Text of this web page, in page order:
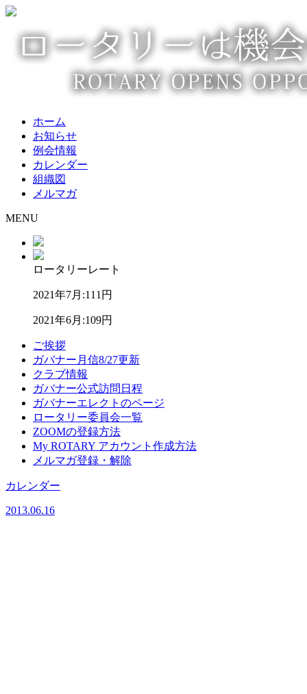
ホーム
お知らせ
例会情報
カレンダー
組織図
メルマガ
MENU
ロータリーレート
2021年7月:111円
2021年6月:109円
ご挨拶
ガバナー月信8/27更新
クラブ情報
ガバナー公式訪問日程
ガバナーエレクトのページ
ロータリー委員会一覧
ZOOMの登録方法
My ROTARY アカウント作成方法
メルマガ登録・解除
カレンダー
2013.06.16